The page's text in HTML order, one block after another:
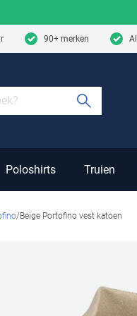
90+ merken
Poloshirts Truien
Beige Portofino vest katoen